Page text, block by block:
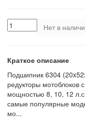
Нет в
Краткое описание
Подшипник 6304
редукторы мотоблоков
мощностью 8, 10, 12
самые популярные
мо...